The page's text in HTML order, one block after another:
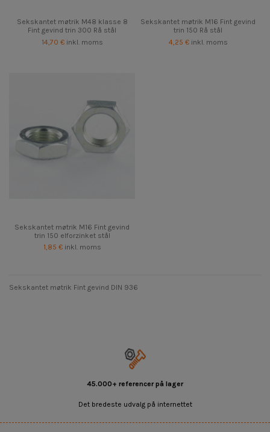
Sekskantet møtrik M48 klasse 8
Fint gevind trin 300 Rå stål
14,70 € inkl. moms
Sekskantet møtrik M16 Fint gevind
trin 150 Rå stål
4,25 € inkl. moms
Sekskantet møtrik M16 Fint gevind
trin 150 elforzinket stål
1,85 € inkl. moms
Sekskantet møtrik Fint gevind DIN 936
45.000+ referencer på lager
Det bredeste udvalg på internettet